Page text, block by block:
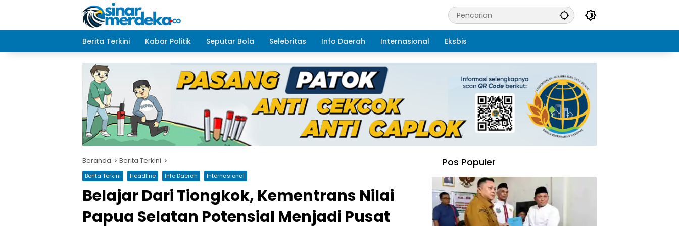
Berita Terkini
Kabar Politik Seputar Bola Selebritas Info Daerah Internasional Eksbis
Beranda Berita Terkini
Berita Terkini Headline Info Daerah Internasional
Belajar Dari Tiongkok, Kementrans Nilai
Papua Selatan Potensial Menjadi Pusat
Pos Populer